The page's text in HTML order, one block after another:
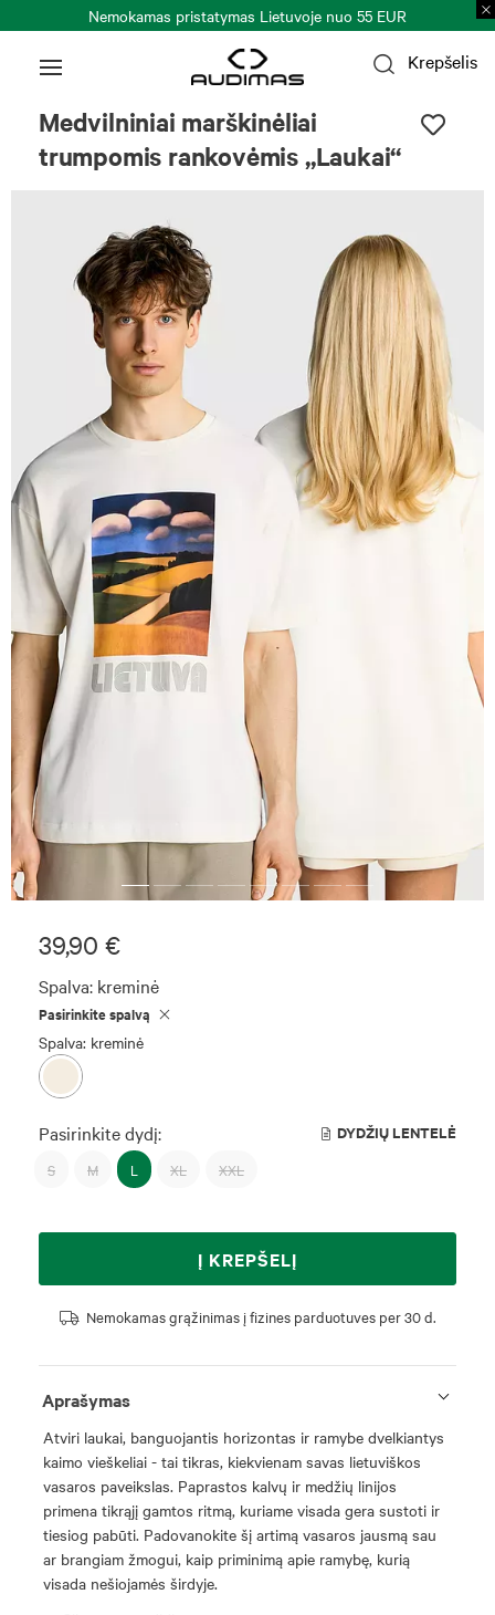
Nemokamas pristatymas Lietuvoje nuo 55 EUR
Krepšelis
Medvilniniai marškinėliai
trumpomis rankovėmis „Laukai“
39,90 €
Spalva: kreminė
Pasirinkite spalvą
Spalva: kreminė
Pasirinkite dydį: DYDŽIŲ LENTELĖ
S M L XL XXL
Į KREPŠELĮ
Nemokamas grąžinimas į fizines parduotuves per 30 d.
Aprašymas
Atviri laukai, banguojantis horizontas ir ramybe dvelkiantys
kaimo vieškeliai - tai tikras, kiekvienam savas lietuviškos
vasaros paveikslas. Paprastos kalvų ir medžių linijos
primena tikrąjį gamtos ritmą, kuriame visada gera sustoti ir
tiesiog pabūti. Padovanokite šį artimą vasaros jausmą sau
ar brangiam žmogui, kaip priminimą apie ramybę, kurią
visada nešiojamės širdyje.